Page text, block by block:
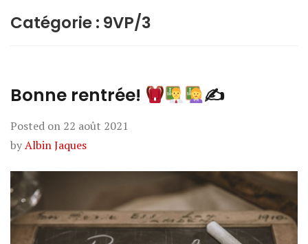
Catégorie : 9VP/3
Bonne rentrée! ✍
Posted on 22 août 2021
byAlbin Jaques